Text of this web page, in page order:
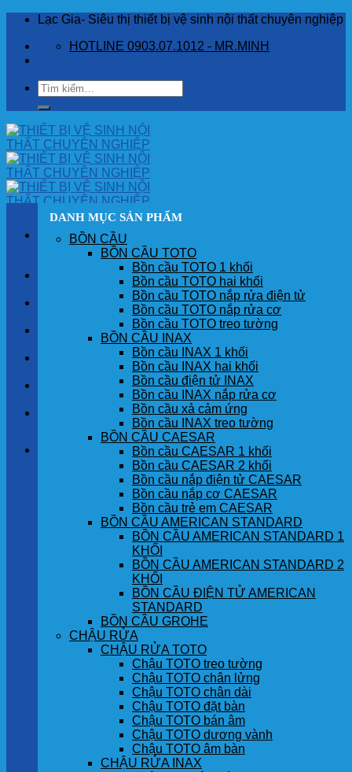
Skip
content
Lạc Gia- Siêu thị thiết bị vệ sinh nội thất chuyên nghiệp
HOTLINE 0903.07.1012 - MR.MINH
Tìm
kiếm:
SẢN PHẨM
GÓC KHÁCH HÀNG
Chưa có sản phẩm trong giỏ hàng.
DANH MỤC SẢN PHẨM
BỒN CẦU
BỒN CẦU TOTO
Bồn cầu TOTO 1 khối
Bồn cầu TOTO hai khối
Bồn cầu TOTO nắp rửa điện tử
Bồn cầu TOTO nắp rửa cơ
Bồn cầu TOTO treo tường
BỒN CẦU INAX
Bồn cầu INAX 1 khối
Bồn cầu INAX hai khối
Bồn cầu điện tử INAX
Bồn cầu INAX nắp rửa cơ
Bồn cầu xả cảm ứng
Bồn cầu INAX treo tường
BỒN CẦU CAESAR
Bồn cầu CAESAR 1 khối
Bồn cầu CAESAR 2 khối
Bồn cầu nắp điện tử CAESAR
Bồn cầu nắp cơ CAESAR
Bồn cầu trẻ em CAESAR
BỒN CẦU AMERICAN STANDARD
BỒN CẦU AMERICAN STANDARD 1
KHỐI
BỒN CẦU AMERICAN STANDARD 2
KHỐI
BỒN CẦU ĐIỆN TỬ AMERICAN
STANDARD
BỒN CẦU GROHE
CHẬU RỬA
CHẬU RỬA TOTO
Chậu TOTO treo tường
Chậu TOTO chân lửng
Chậu TOTO chân dài
Chậu TOTO đặt bàn
Chậu TOTO bán âm
Chậu TOTO dương vành
Chậu TOTO âm bàn
CHẬU RỬA INAX